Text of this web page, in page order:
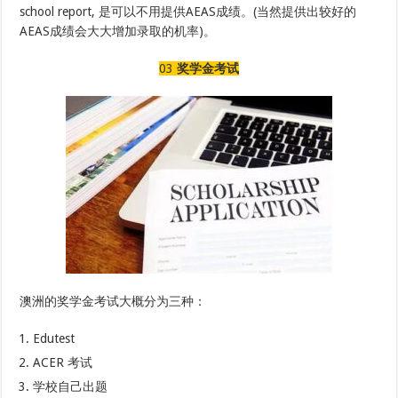
school report, 是可以不用提供AEAS成绩。(当然提供出较好的
AEAS成绩会大大增加录取的机率)。
03 奖学金考试
澳洲的奖学金考试大概分为三种：
Edutest
ACER 考试
学校自己出题